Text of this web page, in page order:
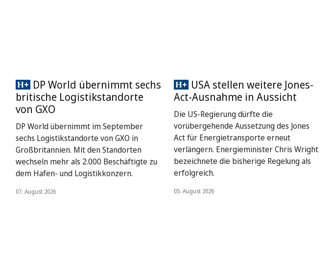
DP World übernimmt sechs
britische Logistikstandorte
von GXO
DP World übernimmt im September
sechs Logistikstandorte von GXO in
Großbritannien. Mit den Standorten
wechseln mehr als 2.000 Beschäftigte zu
dem Hafen- und Logistikkonzern.
07. August 2026
USA stellen weitere Jones-
Act-Ausnahme in Aussicht
Die US-Regierung dürfte die
vorübergehende Aussetzung des Jones
Act für Energietransporte erneut
verlängern. Energieminister Chris Wright
bezeichnete die bisherige Regelung als
erfolgreich.
05. August 2026